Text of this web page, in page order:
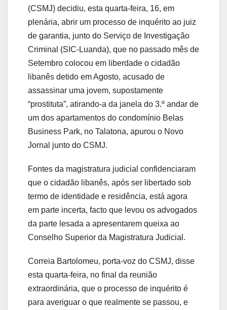
(CSMJ) decidiu, esta quarta-feira, 16, em
plenária, abrir um processo de inquérito ao juiz
de garantia, junto do Serviço de Investigação
Criminal (SIC-Luanda), que no passado mês de
Setembro colocou em liberdade o cidadão
libanês detido em Agosto, acusado de
assassinar uma jovem, supostamente
“prostituta”, atirando-a da janela do 3.º andar de
um dos apartamentos do condomínio Belas
Business Park, no Talatona, apurou o Novo
Jornal junto do CSMJ.
Fontes da magistratura judicial confidenciaram
que o cidadão libanês, após ser libertado sob
termo de identidade e residência, está agora
em parte incerta, facto que levou os advogados
da parte lesada a apresentarem queixa ao
Conselho Superior da Magistratura Judicial.
Correia Bartolomeu, porta-voz do CSMJ, disse
esta quarta-feira, no final da reunião
extraordinária, que o processo de inquérito é
para averiguar o que realmente se passou, e